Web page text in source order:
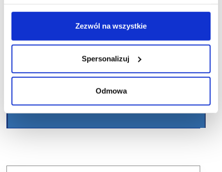
Zezwól na wszystkie
Spersonalizuj
Odmowa